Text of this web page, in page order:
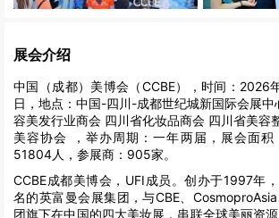
展会介绍
中国（成都）美博会（CCBE），时间：2026
日，地点：中国-四川-成都世纪城新国际会展中
容美发行业商会 四川省化妆品商会 四川省美容
美容协会 ，举办周期：一年两届，展会面积
51804人，参展商：905家。
CCBE成都美博会，UFI成员。创办于1997年
名的英富曼会展集团，与CBE、
团旗下在中国的四大美妆展，串联全球美丽资